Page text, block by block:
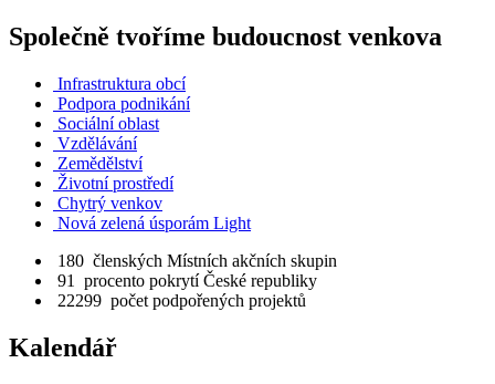
Společně tvoříme budoucnost venkova
Infrastruktura obcí
Podpora podnikání
Sociální oblast
Vzdělávání
Zemědělství
Životní prostředí
Chytrý venkov
Nová zelená úsporám Light
180 členských Místních akčních skupin
91
procento pokrytí České republiky
22299 počet podpořených projektů
Kalendář